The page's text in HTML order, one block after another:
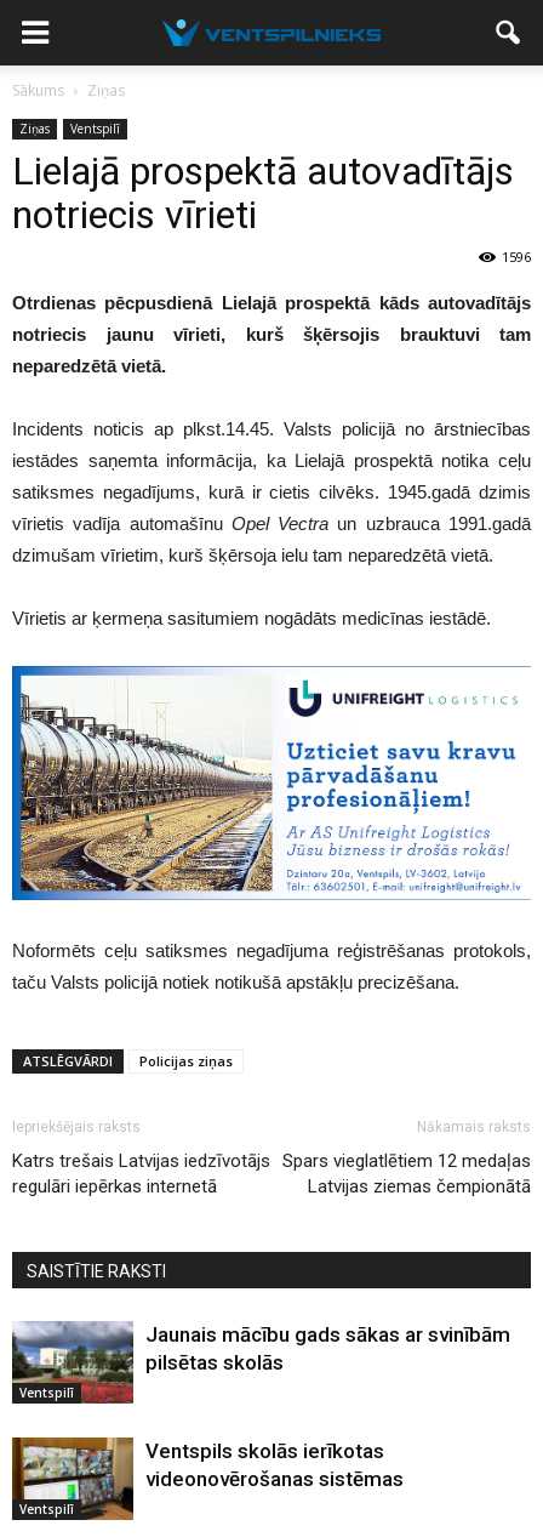
Sākums Ziņas
Ziņas Ventspilī
Lielajā prospektā autovadītājs
notriecis vīrieti
1596
Otrdienas pēcpusdienā Lielajā prospektā kāds autovadītājs
notriecis jaunu vīrieti, kurš šķērsojis brauktuvi tam
neparedzētā vietā.
Incidents noticis ap plkst.14.45. Valsts policijā no ārstniecības
iestādes saņemta informācija, ka Lielajā prospektā notika ceļu
satiksmes negadījums, kurā ir cietis cilvēks. 1945.gadā dzimis
vīrietis vadīja automašīnu Opel Vectra un uzbrauca 1991.gadā
dzimušam vīrietim, kurš šķērsoja ielu tam neparedzētā vietā.
Vīrietis ar ķermeņa sasitumiem nogādāts medicīnas iestādē.
Noformēts ceļu satiksmes negadījuma reģistrēšanas protokols,
taču Valsts policijā notiek notikušā apstākļu precizēšana.
ATSLĒGVĀRDI Policijas ziņas
Iepriekšējais raksts
Katrs trešais Latvijas iedzīvotājs
regulāri iepērkas internetā
Nākamais raksts
Spars vieglatlētiem 12 medaļas
Latvijas ziemas čempionātā
SAISTĪTIE RAKSTI
Ventspilī
Jaunais mācību gads sākas ar svinībām
pilsētas skolās
Ventspilī
Ventspils skolās ierīkotas
videonovērošanas sistēmas